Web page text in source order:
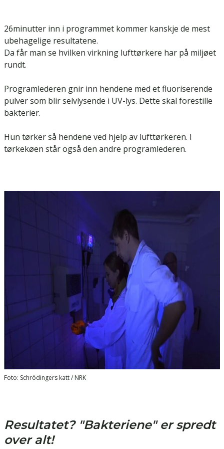
26minutter inn i programmet kommer kanskje de mest
ubehagelige resultatene.
Da får man se hvilken virkning lufttørkere har på miljøet
rundt.
Programlederen gnir inn hendene med et fluoriserende
pulver som blir selvlysende i UV-lys. Dette skal forestille
bakterier.
Hun tørker så hendene ved hjelp av lufttørkeren. I
tørkekøen står også den andre programlederen.
Foto: Schrödingers katt / NRK
Resultatet? "Bakteriene" er spredt
over alt!